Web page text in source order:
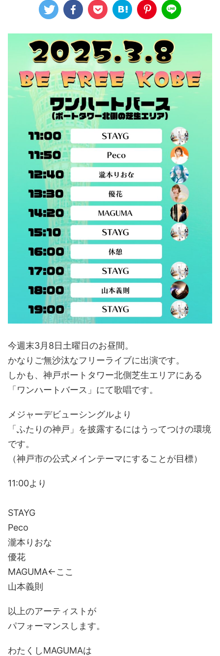
今週末3月8日土曜日のお昼間。
かなりご無沙汰なフリーライブに出演です。
しかも、神戸ポートタワー北側芝生エリアにある
「ワンハートバース」にて歌唱です。
メジャーデビューシングルより
「ふたりの神戸」を披露するにはうってつけの環境
です。
（神戸市の公式メインテーマにすることが目標）
11:00より
STAYG
Peco
瀧本りおな
優花
MAGUMA←ここ
山本義則
以上のアーティストが
パフォーマンスします。
わたくしMAGUMAは